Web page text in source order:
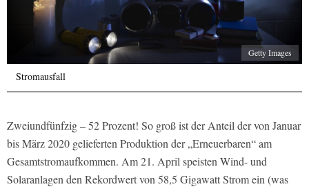
Getty Images
Stromausfall
Zweiundfünfzig – 52 Prozent! So groß ist der Anteil der von Januar
bis März 2020 gelieferten Produktion der „Erneuerbaren“ am
Gesamtstromaufkommen. Am 21. April speisten Wind- und
Solaranlagen den Rekordwert von 58,5 Gigawatt Strom ein (was